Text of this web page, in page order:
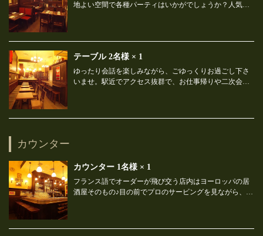
地よい空間で各種パーティはいかがでしょうか？人気コ
テーブル2名様 × 1
ゆったり会話を楽しみながら、ごゆっくりお過ごし下さ
いませ。駅近でアクセス抜群で、お仕事帰りや二次会な
カウンター
カウンター 1名様 × 1
フランス語でオーダーが飛び交う店内はヨーロッパの居
酒屋そのもの♪目の前でプロのサービングを見ながら、こ